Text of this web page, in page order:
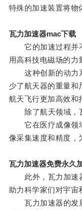
特殊的加速装置将物
瓦力加速器mac下载
它的加速过程并不
用高科技电磁场的力
这种创新的动力系
少了航天器的重量和
航天飞行更加高效和
除了航天领域，瓦
它在医疗成像领域
像采集速度和精度，
瓦力加速器免费永久
此外，瓦力加速器
助力科学家们对宇宙
瓦力加速器的发展